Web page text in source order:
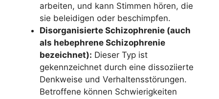
arbeiten, und kann Stimmen hören, die
sie beleidigen oder beschimpfen.
Disorganisierte Schizophrenie (auch
als hebephrene Schizophrenie
bezeichnet): Dieser Typ ist
gekennzeichnet durch eine dissoziierte
Denkweise und Verhaltensstörungen.
Betroffene können Schwierigkeiten